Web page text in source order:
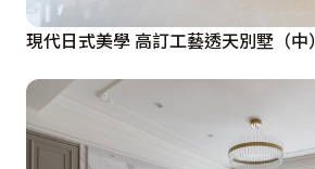
現代日式美學 高訂工藝透天別墅（中）